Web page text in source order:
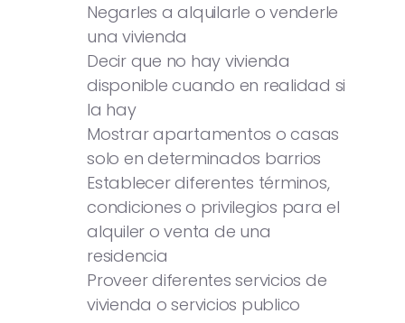
Negarles a alquilarle o venderle
una vivienda
Decir que no hay vivienda
disponible cuando en realidad si
la hay
Mostrar apartamentos o casas
solo en determinados barrios
Establecer diferentes términos,
condiciones o privilegios para el
alquiler o venta de una
residencia
Proveer diferentes servicios de
vivienda o servicios publico